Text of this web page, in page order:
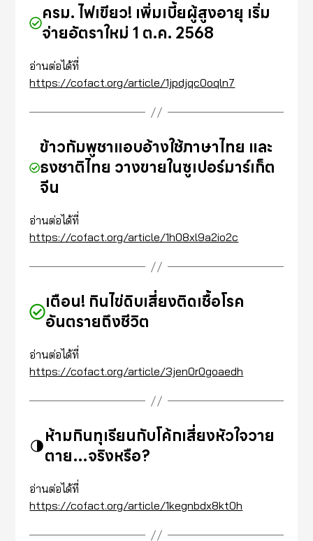
ครม. ไฟเขียว! เพิ่มเบี้ยผู้สูงอายุ เริ่ม
จ่ายอัตราใหม่ 1 ต.ค. 2568
อ่านต่อได้ที่
https://cofact.org/article/1jpdjqc0oqln7
ข้าวกัมพูชาแอบอ้างใช้ภาษาไทย และ
ธงชาติไทย วางขายในซูเปอร์มาร์เก็ต
จีน
อ่านต่อได้ที่
https://cofact.org/article/1h08xl9a2io2c
เตือน! กินไข่ดิบเสี่ยงติดเชื้อโรค
อันตรายถึงชีวิต
อ่านต่อได้ที่
https://cofact.org/article/3jen0r0goaedh
ห้ามกินทุเรียนกับโค้กเสี่ยงหัวใจวาย
ตาย…จริงหรือ?
อ่านต่อได้ที่
https://cofact.org/article/1kegnbdx8kt0h